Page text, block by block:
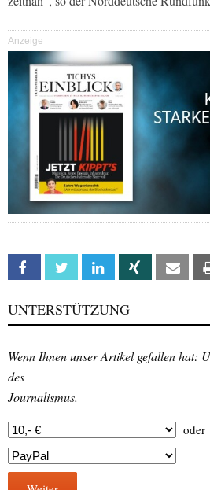
Anzeige
Facebook Twitter Linkedin Xing
UNTERSTÜTZUNG
Wenn Ihnen unser Artikel gefallen hat:
des
Journalismus.
oder